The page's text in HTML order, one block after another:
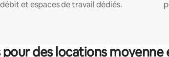
et espaces de travail dédiés.
des locations